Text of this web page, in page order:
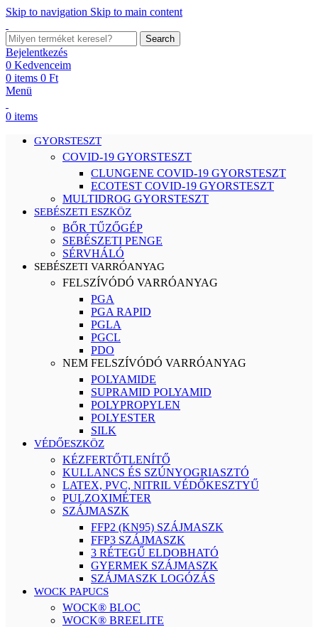
Skip to navigation Skip to main content
Search
Bejelentkezés
0 Kedvenceim
0 items 0 Ft
Menü
0 items
GYORSTESZT
COVID-19 GYORSTESZT
CLUNGENE COVID-19 GYORSTESZT
ECOTEST COVID-19 GYORSTESZT
MULTIDROG GYORSTESZT
SEBÉSZETI ESZKÖZ
BŐR TŰZŐGÉP
SEBÉSZETI PENGE
SÉRVHÁLÓ
SEBÉSZETI VARRÓANYAG
FELSZÍVÓDÓ VARRÓANYAG
PGA
PGA RAPID
PGLA
PGCL
PDO
NEM FELSZÍVÓDÓ VARRÓANYAG
POLYAMIDE
SUPRAMID POLYAMID
POLYPROPYLEN
POLYESTER
SILK
VÉDŐESZKÖZ
KÉZFERTŐTLENÍTŐ
KULLANCS ÉS SZÚNYOGRIASZTÓ
LATEX, PVC, NITRIL VÉDŐKESZTYŰ
PULZOXIMÉTER
SZÁJMASZK
FFP2 (KN95) SZÁJMASZK
FFP3 SZÁJMASZK
3 RÉTEGŰ ELDOBHATÓ
GYERMEK SZÁJMASZK
SZÁJMASZK LOGÓZÁS
WOCK PAPUCS
WOCK® BLOC
WOCK® BREELITE